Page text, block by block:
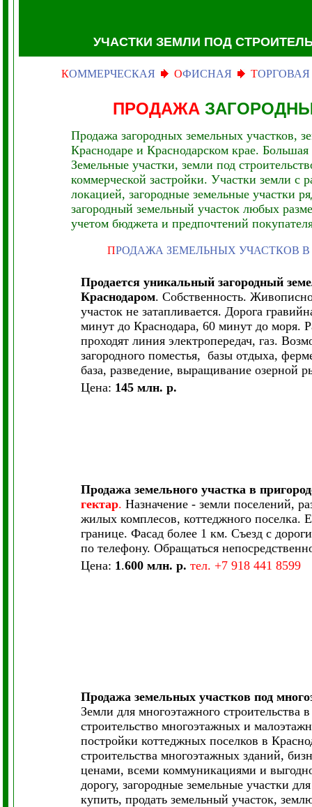
УЧАСТКИ ЗЕМЛИ ПОД
КОММЕРЧЕСКАЯ ОФИСНАЯ ТОРГОВАЯ
ПРОДАЖА
Продажа загородных земельных участков,
Краснодаре и Краснодарском крае.
Земельные участки, земли под
коммерческой застройки. Участки земли с
локацией, загородные земельные участки
загородный земельный участок любых
учетом бюджета и предпочтений
ПРОДАЖА ЗЕМЕЛЬНЫХ УЧАСТКОВ
Продается уникальный загородный
Краснодаром. Собственность.
участок не затапливается. Дорога
минут до Краснодара, 60 минут до моря.
проходят линия электропередач, газ.
загородного поместья, базы отдыха,
база, разведение, выращивание озерной
Цена: 145 млн. р.
Продажа земельного участка в
гектар. Назначение - земли поселений,
жилых комплесов, коттеджного поселка.
границе. Фасад более 1 км. Съезд с
по телефону. Обращаться
Цена: 1.600 млн. р. тел. +7 918 441 8599
Продажа земельных участков под
Земли для многоэтажного строительства
строительство многоэтажных и
постройки коттеджных поселков в
строительства многоэтажных зданий,
ценами, всеми коммуникациями и
дорогу, загородные земельные участки
купить, продать земельный участок,